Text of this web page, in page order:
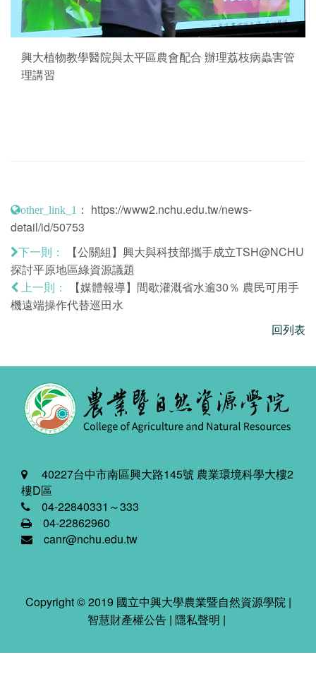
興大植物教學醫院與太平區農會配合 辦理荔枝病蟲害管
理講習
other_link_1 ： https://www2.nchu.edu.tw/news-
detail/id/50753
下一則：
【公關組】興大與科技部攜手成立TSH@NCHU
探討平原地區綠資源議題
上一則：
【媒體報導】間歇灌溉省水逾30％ 農民可用手
機遠端操作代替巡田水
回列表
40227台中市南區興大路145號 農業環境科學大樓2
樓D區
04-22840331～333
04-22862960
canr@nchu.edu.tw
Copyright © 2019 國立中興大學農業暨自然資源學院 |
智慧財產權公告 | 隱私聲明 |